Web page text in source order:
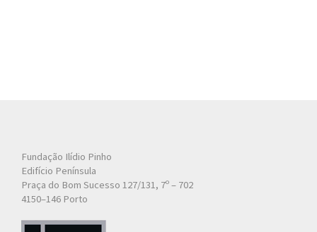
Fundação Ilídio Pinho
Edifício Península
Praça do Bom Sucesso 127/131, 7º – 702
4150–146 Porto